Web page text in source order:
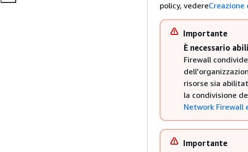
policy, vedereCreazione
Importante
È necessario
Firewall
risorse sia
la condivisione
Network Firewall
Importante